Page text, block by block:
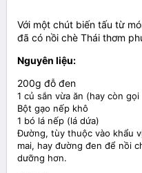
Với một chút biến tấu từ
đã có nồi chè Thái thơm
Nguyên liệu:
200g đỗ đen
1 củ sắn vừa ăn (hay còn gọi
Bột gạo nếp khô
1 bó lá nếp (lá dứa)
Đường, tùy thuộc vào khẩu
mai, hay đường đen để nồi
dưỡng hơn.